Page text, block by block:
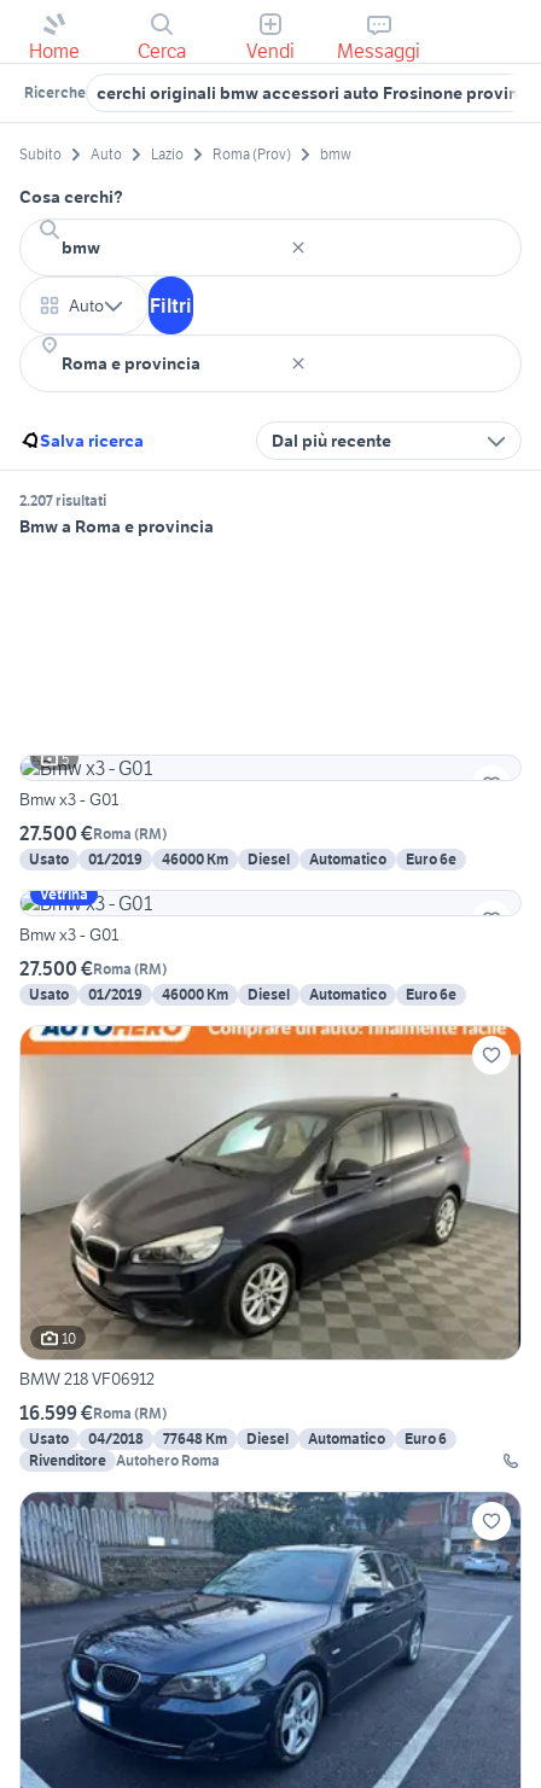
Home Cerca Vendi Messaggi
Ricerche cerchi originali bmw accessori auto Frosinone provincia
Subito Auto Lazio Roma (Prov) bmw
Cosa cerchi?
Auto Filtri
Salva ricerca Dal più recente
2.207 risultati
Bmw a Roma e provincia
5
Bmw x3 - G01
27.500 €Roma (RM)
Usato
01/2019 46000 Km Diesel Automatico
Euro 6e
Vetrina
Bmw x3 - G01
27.500 €Roma (RM)
Usato
01/2019 46000 Km Diesel Automatico Euro 6e
10
BMW 218 VF06912
16.599 €Roma (RM)
Usato
04/2018 77648 Km Diesel Automatico
Euro 6
Rivenditore Autohero Roma